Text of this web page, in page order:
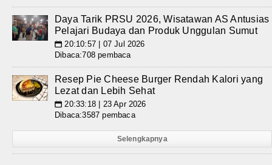
Daya Tarik PRSU 2026, Wisatawan AS Antusias
Pelajari Budaya dan Produk Unggulan Sumut
📅 20:10:57 | 07 Jul 2026
Dibaca:708 pembaca
Resep Pie Cheese Burger Rendah Kalori yang
Lezat dan Lebih Sehat
📅 20:33:18 | 23 Apr 2026
Dibaca:3587 pembaca
Selengkapnya